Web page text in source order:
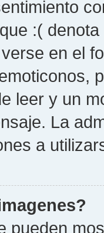
:(
en el
leer y un
La
a
pueden